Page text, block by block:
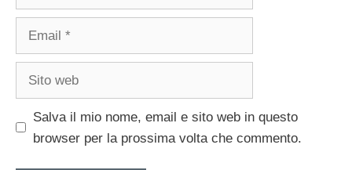
Email
Sito
Salva il mio nome, email e sito web in questo
browser per la prossima volta che commento.